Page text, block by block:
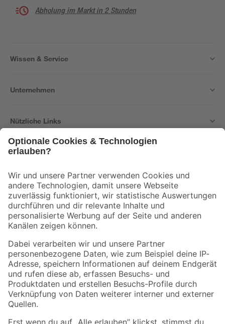
Abholung im Markt in 2 Stunden
Wissen & Service
Unternehmen
Nützliche Links
Der toom Newsletter: Keine Angebote und Aktionen mehr verpassen!
Zur Newsletter Anmeldung
Folge uns
Zahlungsarten Versandarten
Sicher einkaufen